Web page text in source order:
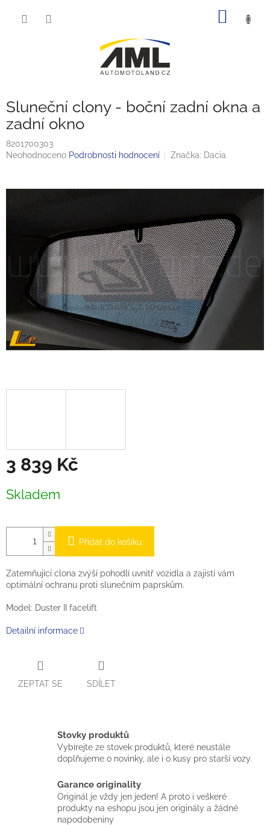
Sluneční clony - boční zadní okna a
zadní okno
8201700303
Průměrné
je
Neohodnoceno Podrobnosti hodnocení Značka: Dacia
3 839 Kč
cena:
Skladem
Přidat do košíku
Zatemňující clona zvýší pohodlí uvnitř vozidla a zajistí vám
optimální ochranu proti slunečním paprskům.
Model: Duster II facelift
Detailní informace
ZEPTAT SE SDÍLET
Stovky produktů
Vybírejte ze stovek produktů, které neustále
doplňujeme o novinky, ale i o kusy pro starší vozy.
Garance originality
Originál je vždy jen jeden! A proto i veškeré
produkty na eshopu jsou jen originály a žádné
napodobeniny